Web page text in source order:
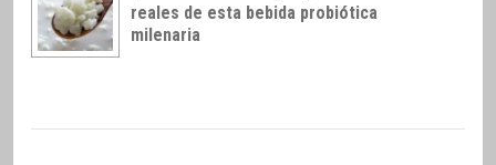
reales de esta bebida probiótica
milenaria